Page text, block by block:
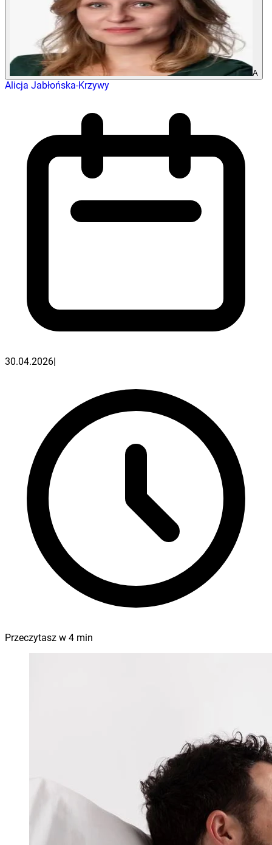
A
Alicja Jabłońska-Krzywy
30.04.2026
Przeczytasz w 4 min